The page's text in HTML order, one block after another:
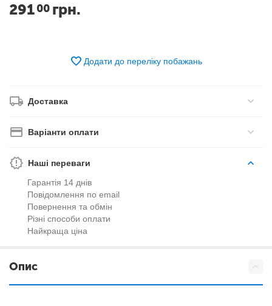
29100 грн.
Додати до переліку побажань
Доставка
Варіанти оплати
Наші переваги
Гарантія 14 днів
Повідомлення по email
Повернення та обмін
Різні способи оплати
Найкраща ціна
Опис